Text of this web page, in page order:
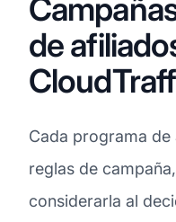
de
Cada programa
reglas de
considerarla al